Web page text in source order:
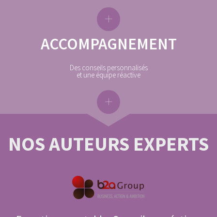
ACCOMPAGNEMENT
Des conseils personnalisés
et une équipe réactive
NOSAUTEURS EXPERTS